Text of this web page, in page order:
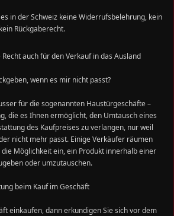
in der Schweiz keineWiderrufsbelehrung, kein
Rückgaberecht.
auch für den Verkauf in das Ausland
wenn es mir nicht passt?
für die sogenannten Haustürgeschäfte –
die es Ihnen ermöglicht, den Umtausch eines
des Kaufpreises zu verlangen, nur weil
nicht mehr passt. Einige Verkäufer räumen
Möglichkeit ein, ein Produkt innerhalb einer
oder umzutauschen.
beim Kauf im Geschäft
einkaufen, dann erkundigen Sie sich vor dem